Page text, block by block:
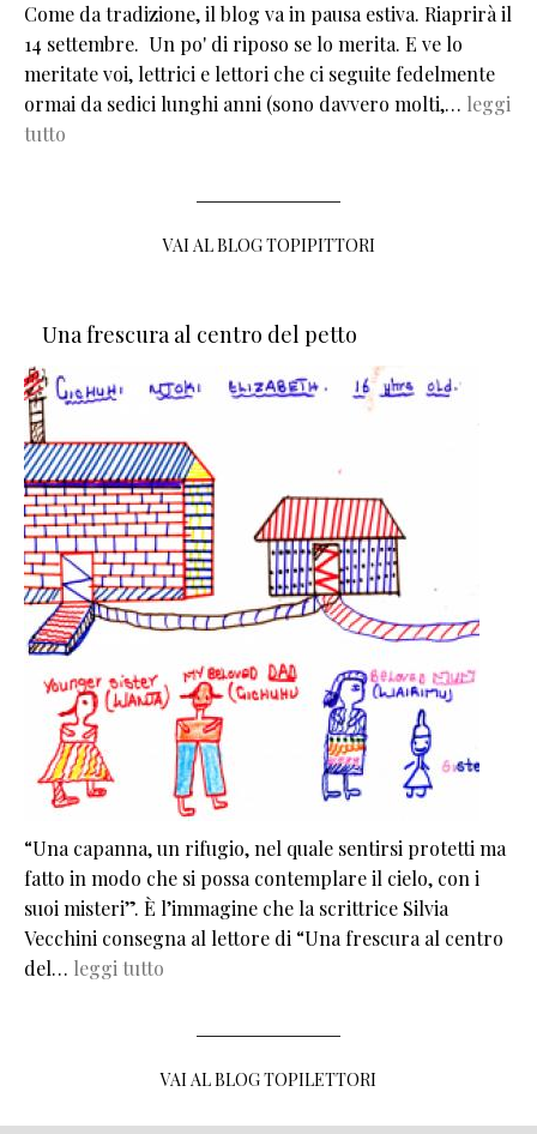
Come da tradizione, il blog va in pausa estiva. Riaprirà il
14 settembre. Un po' di riposo se lo merita. E ve lo
meritate voi, lettrici e lettori che ci seguite fedelmente
ormai da sedici lunghi anni (sono davvero molti,… leggi
tutto
VAI AL BLOG TOPIPITTORI
Una frescura al centro del petto
“Una capanna, un rifugio, nel quale sentirsi protetti ma
fatto in modo che si possa contemplare il cielo, con i
suoi misteri”. È l’immagine che la scrittrice Silvia
Vecchini consegna al lettore di “Una frescura al centro
del… leggi tutto
VAI AL BLOG TOPILETTORI